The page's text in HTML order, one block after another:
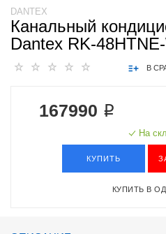
DANTEX
Канальный
Dantex RK-
В
167990 ₽
На
КУПИТЬ
КУПИТЬ В